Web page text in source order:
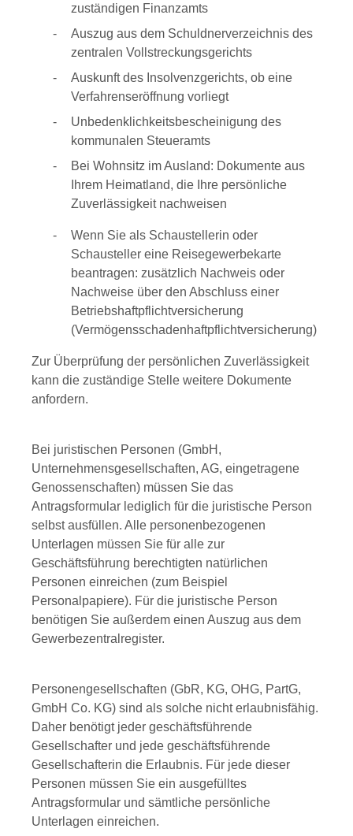
zuständigen Finanzamts
Auszug aus dem Schuldnerverzeichnis des
zentralen Vollstreckungsgerichts
Auskunft des Insolvenzgerichts, ob eine
Verfahrenseröffnung vorliegt
Unbedenklichkeitsbescheinigung des
kommunalen Steueramts
Bei Wohnsitz im Ausland: Dokumente aus
Ihrem Heimatland, die Ihre persönliche
Zuverlässigkeit nachweisen
Wenn Sie als Schaustellerin oder
Schausteller eine Reisegewerbekarte
beantragen: zusätzlich Nachweis oder
Nachweise über den Abschluss einer
Betriebshaftpflichtversicherung
(Vermögensschadenhaftpflichtversicherung)
Zur Überprüfung der persönlichen Zuverlässigkeit
kann die zuständige Stelle weitere Dokumente
anfordern.
Bei juristischen Personen (GmbH,
Unternehmensgesellschaften, AG, eingetragene
Genossenschaften) müssen Sie das
Antragsformular lediglich für die juristische Person
selbst ausfüllen. Alle personenbezogenen
Unterlagen müssen Sie für alle zur
Geschäftsführung berechtigten natürlichen
Personen einreichen (zum Beispiel
Personalpapiere). Für die juristische Person
benötigen Sie außerdem einen Auszug aus dem
Gewerbezentralregister.
Personengesellschaften (GbR, KG, OHG, PartG,
GmbH Co. KG) sind als solche nicht erlaubnisfähig.
Daher benötigt jeder geschäftsführende
Gesellschafter und jede geschäftsführende
Gesellschafterin die Erlaubnis. Für jede dieser
Personen müssen Sie ein ausgefülltes
Antragsformular und sämtliche persönliche
Unterlagen einreichen.